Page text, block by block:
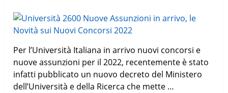
Per l’Università Italiana in arrivo nuovi concorsi e
nuove assunzioni per il 2022, recentemente è stato
infatti pubblicato un nuovo decreto del Ministero
dell’Università e della Ricerca che mette …